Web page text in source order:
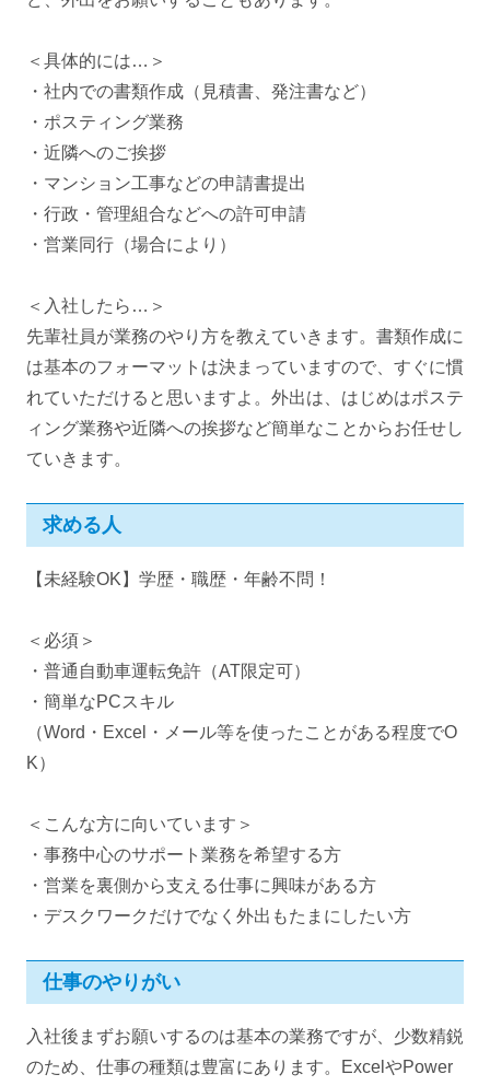
＜具体的には…＞
・社内での書類作成（見積書、発注書など）
・ポスティング業務
・近隣へのご挨拶
・マンション工事などの申請書提出
・行政・管理組合などへの許可申請
・営業同行（場合により）
＜入社したら…＞
先輩社員が業務のやり方を教えていきます。書類作成に
は基本のフォーマットは決まっていますので、すぐに慣
れていただけると思いますよ。外出は、はじめはポステ
ィング業務や近隣への挨拶など簡単なことからお任せし
ていきます。
求める人
【未経験OK】学歴・職歴・年齢不問！
＜必須＞
・普通自動車運転免許（AT限定可）
・簡単なPCスキル
（Word・Excel・メール等を使ったことがある程度でO
K）
＜こんな方に向いています＞
・事務中心のサポート業務を希望する方
・営業を裏側から支える仕事に興味がある方
・デスクワークだけでなく外出もたまにしたい方
仕事のやりがい
入社後まずお願いするのは基本の業務ですが、少数精鋭
のため、仕事の種類は豊富にあります。ExcelやPower